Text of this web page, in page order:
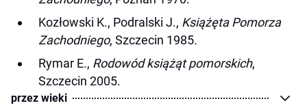
Kozłowski K., Podralski J., Książęta Pomorza
Zachodniego, Szczecin 1985.
Rymar E., Rodowód książąt pomorskich,
Szczecin 2005.
przez wieki